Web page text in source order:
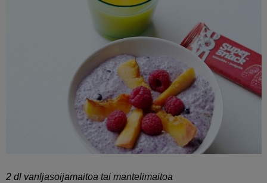
2 dl vanljasoijamaitoa tai mantelimaitoa